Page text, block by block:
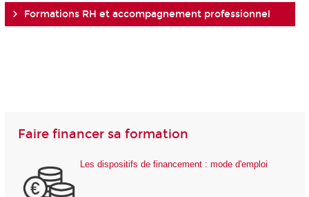
Formations RH et accompagnement professionnel
Faire financer sa formation
Les dispositifs de financement : mode d'emploi